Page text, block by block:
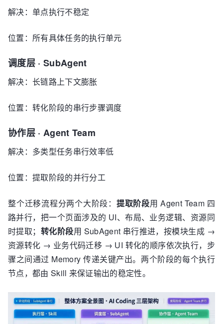
解决：单点执行不稳定
位置：所有具体任务的执行单元
调度层 · SubAgent
解决：长链路上下文膨胀
位置：转化阶段的串行步骤调度
协作层 · Agent Team
解决：多类型任务串行效率低
位置：提取阶段的并行分工
整个迁移流程分两个大阶段： 提取阶段用 Agent Team 四
路并行，把一个页面涉及的 UI、布局、业务逻辑、资源同
时提取； 转化阶段用 SubAgent 串行推进，按模块生成 →
资源转化 → 业务代码迁移 → UI 转化的顺序依次执行，步
骤之间通过 Memory 传递关键产出。两个阶段的每个执行
节点，都由 Skill 来保证输出的稳定性。